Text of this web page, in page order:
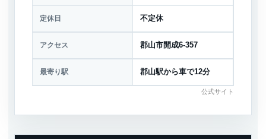
定休日 不定休
アクセス 郡山市開成6-357
最寄り駅 郡山駅から車で12分
公式サイト